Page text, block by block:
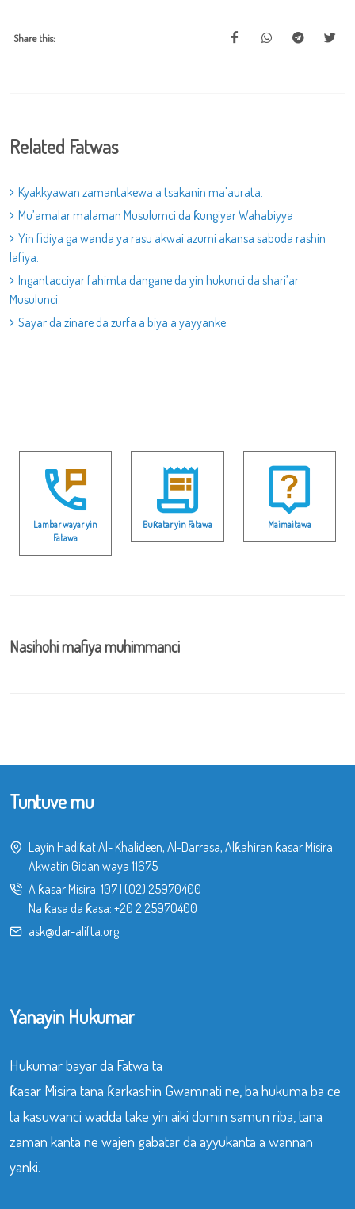
Share this:
Related Fatwas
Kyakkyawan zamantakewa a tsakanin ma'aurata.
Mu’amalar malaman Musulumci da ƙungiyar Wahabiyya
Yin fidiya ga wanda ya rasu akwai azumi akansa saboda rashin
lafiya.
Ingantacciyar fahimta dangane da yin hukunci da shari’ar
Musulunci.
Sayar da zinare da zurfa a biya a yayyanke
Lambar wayar yin
Fatawa
Buƙatar yin Fatawa Maimaitawa
Nasihohi mafiya muhimmanci
Tuntuve mu
Layin Hadiƙat Al- Khalideen, Al-Darrasa, Alƙahiran ƙasar Misira.
Akwatin Gidan waya 11675
A ƙasar Misira: 107| (02) 25970400
Na ƙasa da ƙasa: +20 2 25970400
ask@dar-alifta.org
Yanayin Hukumar
Hukumar bayar da Fatwa ta
ƙasar Misira tana ƙarkashin Gwamnati ne, ba hukuma ba ce
ta kasuwanci wadda take yin aiki domin samun riba, tana
zaman kanta ne wajen gabatar da ayyukanta a wannan
yanki.